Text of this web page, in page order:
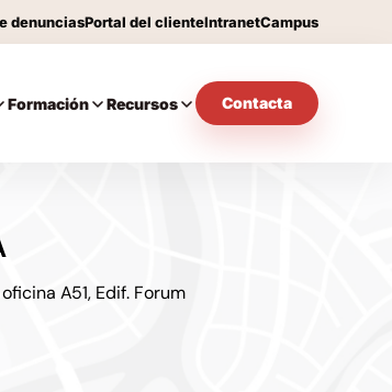
denunciasPortal del clienteIntranetCampus
Formación Recursos Contacta
A51, Edif. Forum